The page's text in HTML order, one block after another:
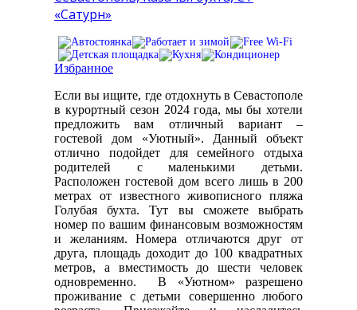
«Сатурн»
Избранное
Если вы ищите, где отдохнуть в Севастополе
в курортный сезон 2024 года, мы бы хотели
предложить вам отличный вариант –
гостевой дом «Уютный». Данный объект
отлично подойдет для семейного отдыха
родителей с маленькими детьми.
Расположен гостевой дом всего лишь в 200
метрах от известного живописного пляжа
Голубая бухта. Тут вы сможете выбрать
номер по вашим финансовым возможностям
и желаниям. Номера отличаются друг от
друга, площадь доходит до 100 квадратных
метров, а вместимость до шести человек
одновременно. В «Уютном» разрешено
проживание с детьми совершенно любого